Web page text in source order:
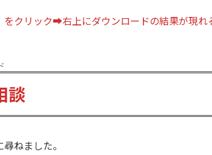
をクリック➡右上にダウンロードの結果が現
談
ねました。